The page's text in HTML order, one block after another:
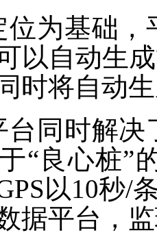
为基础，
以自动生
时将自动
同时解决
“良心桩”
以10秒/
据平台，